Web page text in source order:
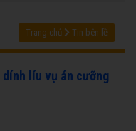
Trang chủ Tin bên lề
dính líu vụ án cưỡng